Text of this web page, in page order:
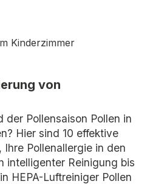
von
der Pollensaison Pollen in
Hier sind 10 effektive
Ihre Pollenallergie in den
intelligenter Reinigung bis
HEPA-Luftreiniger Pollen